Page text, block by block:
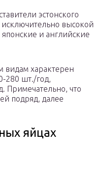
эстонского
исключительно высокой
и английские
видам характерен
280 шт./год,
Примечательно, что
подряд, далее
яйцах